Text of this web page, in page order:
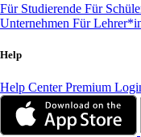
Für Studierende Für
Unternehmen Für
Help
Help CenterPremium